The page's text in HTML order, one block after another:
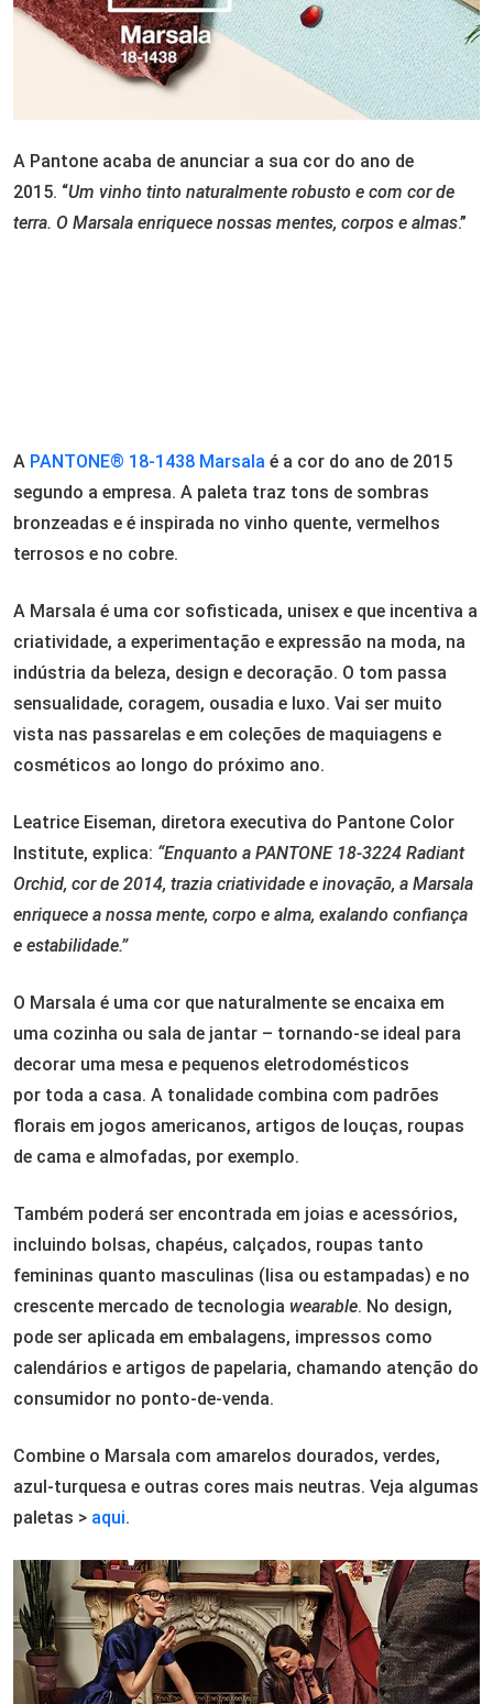
A Pantone acaba de anunciar a sua cor do ano de
2015. “Um vinho tinto naturalmente robusto e com cor de
terra. O Marsala enriquece nossas mentes, corpos e almas.”
A PANTONE® 18-1438 Marsala é a cor do ano de 2015
segundo a empresa. A paleta traz tons de sombras
bronzeadas e é inspirada no vinho quente, vermelhos
terrosos e no cobre.
A Marsala é uma cor sofisticada, unisex e que incentiva a
criatividade, a experimentação e expressão na moda, na
indústria da beleza, design e decoração. O tom passa
sensualidade, coragem, ousadia e luxo. Vai ser muito
vista nas passarelas e em coleções de maquiagens e
cosméticos ao longo do próximo ano.
Leatrice Eiseman, diretora executiva do Pantone Color
Institute, explica: “Enquanto a PANTONE 18-3224 Radiant
Orchid, cor de 2014, trazia criatividade e inovação, a Marsala
enriquece a nossa mente, corpo e alma, exalando confiança
e estabilidade.”
O Marsala é uma cor que naturalmente se encaixa em
uma cozinha ou sala de jantar – tornando-se ideal para
decorar uma mesa e pequenos eletrodomésticos
por toda a casa. A tonalidade combina com padrões
florais em jogos americanos, artigos de louças, roupas
de cama e almofadas, por exemplo.
Também poderá ser encontrada em joias e acessórios,
incluindo bolsas, chapéus, calçados, roupas tanto
femininas quanto masculinas (lisa ou estampadas) e no
crescente mercado de tecnologia wearable. No design,
pode ser aplicada em embalagens, impressos como
calendários e artigos de papelaria, chamando atenção do
consumidor no ponto-de-venda.
Combine o Marsala com amarelos dourados, verdes,
azul-turquesa e outras cores mais neutras. Veja algumas
paletas > aqui.